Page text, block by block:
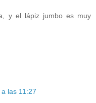
y el lápiz jumbo es muy
las 11:27